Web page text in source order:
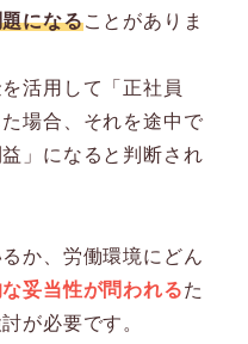
になることがありま
活用して「正社員
場合、それを途中で
」になると判断され
か、労働環境にどん
妥当性が問われるた
が必要です。